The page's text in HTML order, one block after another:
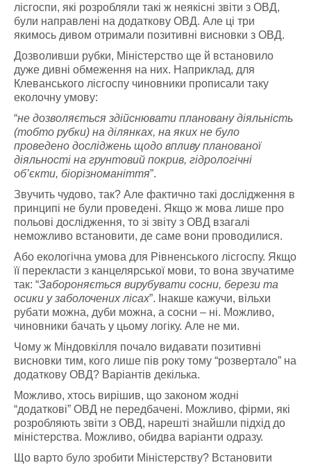
лісгоспи, які розробляли такі ж неякісні звіти з ОВД,
були направлені на додаткову ОВД. Але ці три
якимось дивом отримали позитивні висновки з ОВД.
Дозволивши рубки, Міністерство ще й встановило
дуже дивні обмеження на них. Наприклад, для
Клеванського лісгоспу чиновники прописали таку
еколочну умову:
“не дозволяється здійснювати плановану діяльність
(тобто рубки) на ділянках, на яких не було
проведено досліджень щодо впливу планованої
діяльності на грунтовий покрив, гідрологічні
об’єкти, біорізноманіття”.
Звучить чудово, так? Але фактично такі дослідження в
принципі не були проведені. Якщо ж мова лише про
польові дослідження, то зі звіту з ОВД взагалі
неможливо встановити, де саме вони проводилися.
Або екологічна умова для Рівненського лісгоспу. Якщо
її перекласти з канцелярської мови, то вона звучатиме
так: “Забороняється вирубувати сосни, берези та
осики у заболочених лісах”. Інакше кажучи, вільхи
рубати можна, дуби можна, а сосни – ні. Можливо,
чиновники бачать у цьому логіку. Але не ми.
Чому ж Міндовкілля почало видавати позитивні
висновки тим, кого лише пів року тому “розвертало” на
додаткову ОВД? Варіантів декілька.
Можливо, хтось вирішив, що законом жодні
“додаткові” ОВД не передбачені. Можливо, фірми, які
розробляють звіти з ОВД, нарешті знайшли підхід до
міністерства. Можливо, обидва варіанти одразу.
Що варто було зробити Міністерству? Встановити